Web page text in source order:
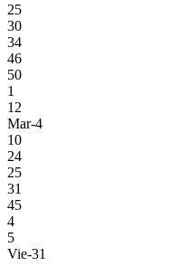
25
30
34
46
50
1
12
Mar-4
10
24
25
31
45
4
5
Vie-31